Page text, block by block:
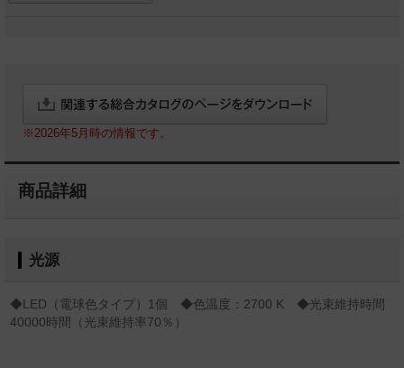
※2026年5月時の情報です。
商品詳細
光源
◆LED（電球色タイプ）1個 ◆色温度：2700 K ◆光束維持時間
40000時間（光束維持率70％）